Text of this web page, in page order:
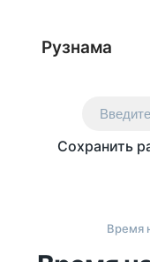
Рузнама
Сохранить
Время